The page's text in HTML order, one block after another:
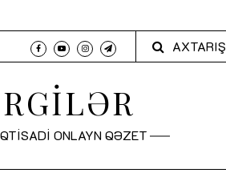
AXTARIŞ
ONLAYN QƏZET